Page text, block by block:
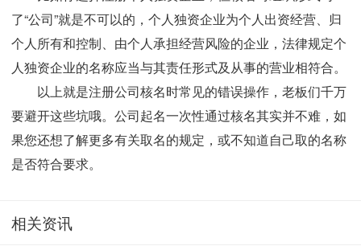
了“公司”就是不可以的，个人独资企业为个人出资经营、归
个人所有和控制、由个人承担经营风险的企业，法律规定个
人独资企业的名称应当与其责任形式及从事的营业相符合。
以上就是注册公司核名时常见的错误操作，老板们千万
要避开这些坑哦。公司起名一次性通过核名其实并不难，如
果您还想了解更多有关取名的规定，或不知道自己取的名称
是否符合要求。
相关资讯